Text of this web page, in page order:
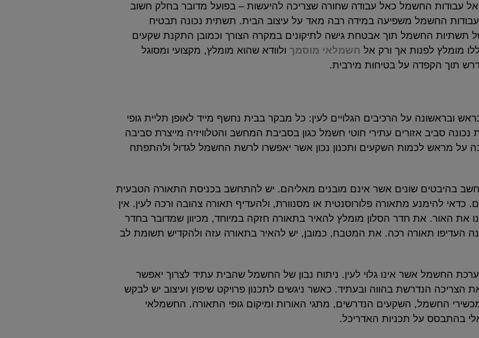
אל עבודות החשמל כאל עבודה שחורה שצריכה להיעשות – בפועל מדובר בחלק חשוב
עבודות החשמל משפיעה במידה רבה מאד על עיצוב הבית. תשתית נכונה תבטיח
תשתיות החשמל תוך אבטחת גישה לתיקונים במקרה הצורך וכמובן התקנת שקעים
מומלץ לפנות אך ורק אל חשמלאי מוסמך ולוודא שהוא מומלץ, מקצועי ומסוגל
תוך הקפדה על בטיחות מירבית.
על הרכיבים הגלויים לעין: כל מבקר בבית נחשף מייד לאופן תליית גופי
סביב אזורים עתירי חוטי חשמל כגון בסביבת המחשב והטלוויזיה מייצרת סביבה
על מראש לכמות השקעים ותכנון נכון אשר יאפשרו לרשת החשמל לגדול ולהתפתח
בהיבטים שונים אשר אינם מובנים מאליהם. יש להתחשב בכניסת התאורה הטבעית
להימנע מתאורה פלורוסנטית או מסנוורת, ולהעדיף תאורה צהובה ורכה לעין. אין
את האור. את חדר הסלון מומלץ להאיר בתאורה חזקה במיוחד, מכיוון שמדובר בחדר
העדיפו תאורה רכה. את המטבח, כמובן, יש להאיר בתאורה עזה ולהקדיש תשומת לב
החשמל אשר אינו גלוי לעין. ניתוח נבון של החשמל שהבית עתיד לצרוך יאפשר
הנדרשת בהווה ובעתיד. כאשר ניגשים לתכנון פרויקט שיפוץ ועיצוב יש לבקש
החשמל, השקעים הנדרשים, מתגי האורות ומיקום גופי התאורה. החשמלאי
בהתבסס על תכניות האדריכל.